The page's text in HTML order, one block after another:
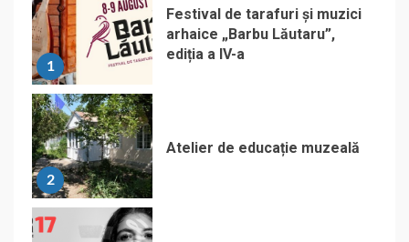
1
Festival de tarafuri și muzici
arhaice „Barbu Lăutaru”,
ediția a IV-a
2
Atelier de educație muzeală